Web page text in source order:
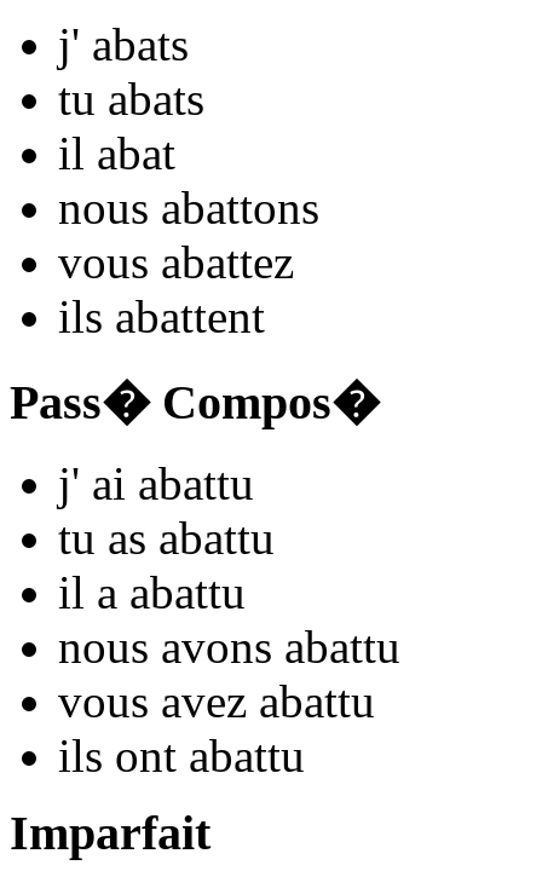
j' abats
tu abats
il abat
nous abattons
vous abattez
ils abattent
Pass� Compos�
j' ai abattu
tu as abattu
il a abattu
nous avons abattu
vous avez abattu
ils ont abattu
Imparfait